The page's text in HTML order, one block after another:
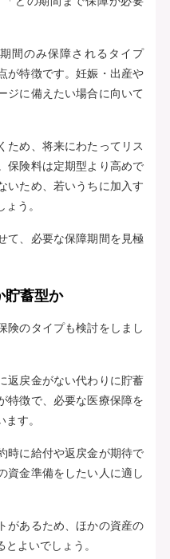
間のみ保障されるタイプ
が特徴です。妊娠・出産や
ジに備えたい場合に向いて
ため、将来にわたってリス
保険料は定期型より高めで
いため、若いうちに加入す
う。
て、必要な保障期間を見極
貯蓄型か
険のタイプも検討をしまし
返戻金がない代わりに貯蓄
特徴で、必要な医療保障を
す。
時に給付や返戻金が期待で
資金準備をしたい人に適し
があるため、ほかの資産の
よいでしょう。